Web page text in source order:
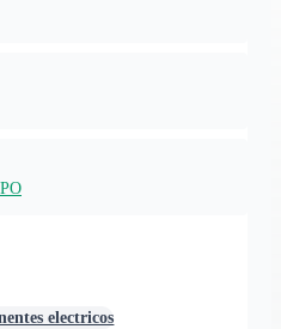
electricos